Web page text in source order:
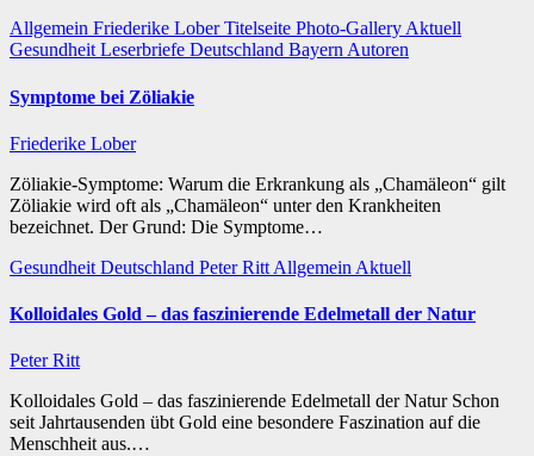
Allgemein Friederike LoberTitelseite Photo-Gallery Aktuell
Gesundheit Leserbriefe Deutschland Bayern Autoren
Symptome bei Zöliakie
Friederike Lober
Zöliakie-Symptome: Warum die Erkrankung als „Chamäleon“ gilt
Zöliakie wird oft als „Chamäleon“ unter den Krankheiten
bezeichnet. Der Grund: Die Symptome…
Gesundheit Deutschland Peter Ritt Allgemein Aktuell
Kolloidales Gold – das faszinierende Edelmetall der Natur
Peter Ritt
Kolloidales Gold – das faszinierende Edelmetall der Natur Schon
seit Jahrtausenden übt Gold eine besondere Faszination auf die
Menschheit aus.…